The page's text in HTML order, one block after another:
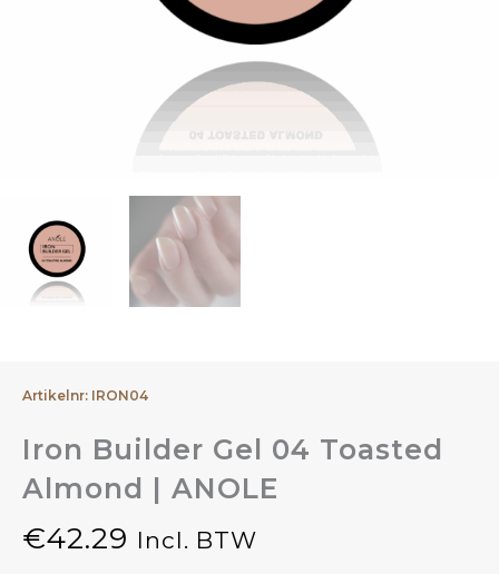
Artikelnr: IRON04
Iron Builder Gel 04 Toasted
Almond | ANOLE
€42.29 Incl. BTW